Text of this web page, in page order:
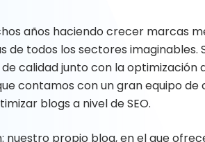
años haciendo crecer marcas
de todos los sectores
calidad junto con la optimización
contamos con un gran equipo
blogs a nivel de SEO.
nuestro propio blog, en el que